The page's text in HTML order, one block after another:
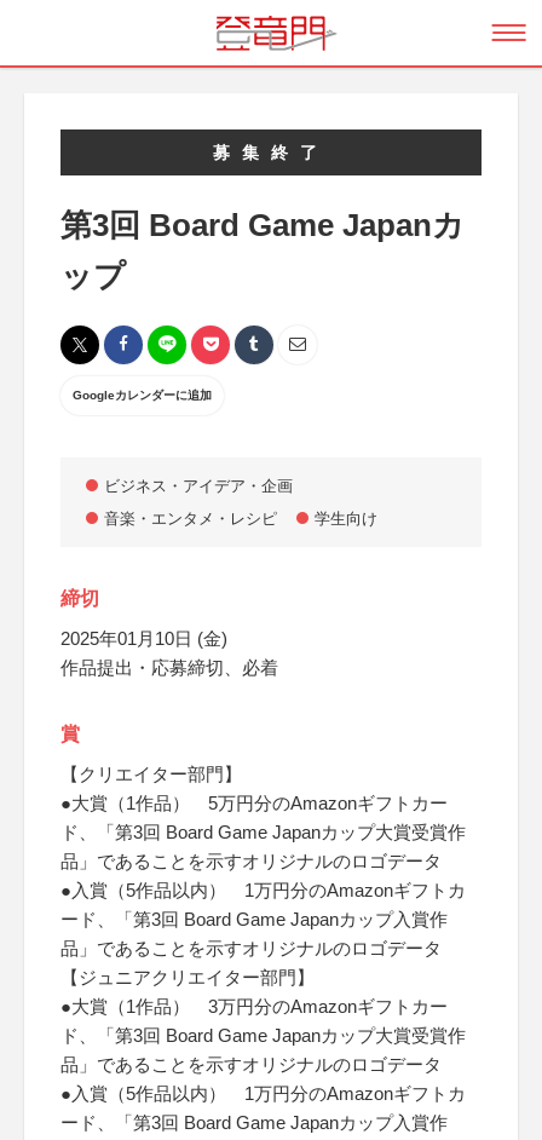
募集終了
第3回 Board Game Japanカ
ップ
Googleカレンダーに追加
ビジネス・アイデア・企画
音楽・エンタメ・レシピ
学生向け
締切
2025年01月10日 (金)
作品提出・応募締切、必着
賞
【クリエイター部門】
●大賞（1作品） 5万円分のAmazonギフトカー
ド、「第3回 Board Game Japanカップ大賞受賞作
品」であることを示すオリジナルのロゴデータ
●入賞（5作品以内） 1万円分のAmazonギフトカ
ード、「第3回 Board Game Japanカップ入賞作
品」であることを示すオリジナルのロゴデータ
【ジュニアクリエイター部門】
●大賞（1作品） 3万円分のAmazonギフトカー
ド、「第3回 Board Game Japanカップ大賞受賞作
品」であることを示すオリジナルのロゴデータ
●入賞（5作品以内） 1万円分のAmazonギフトカ
ード、「第3回 Board Game Japanカップ入賞作